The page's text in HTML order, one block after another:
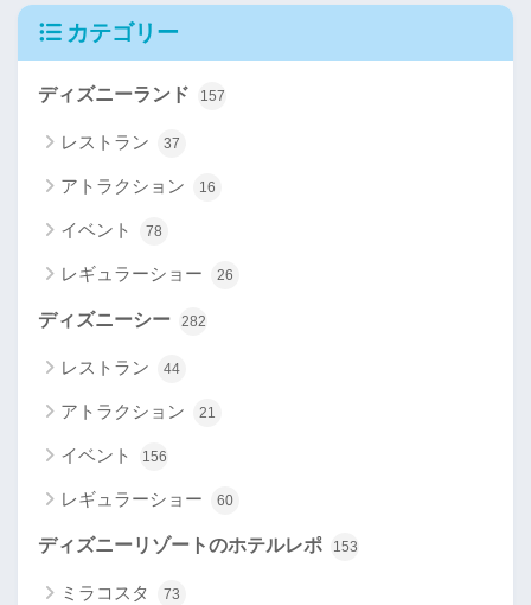
カテゴリー
ディズニーランド 157
レストラン 37
アトラクション 16
イベント 78
レギュラーショー 26
ディズニーシー 282
レストラン 44
アトラクション 21
イベント 156
レギュラーショー 60
ディズニーリゾートのホテルレポ 153
ミラコスタ 73